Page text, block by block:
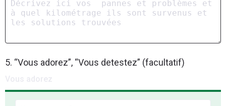
5. “Vous adorez”, “Vous detestez” (facultatif)